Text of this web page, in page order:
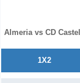
Almeria vs CD
1X2